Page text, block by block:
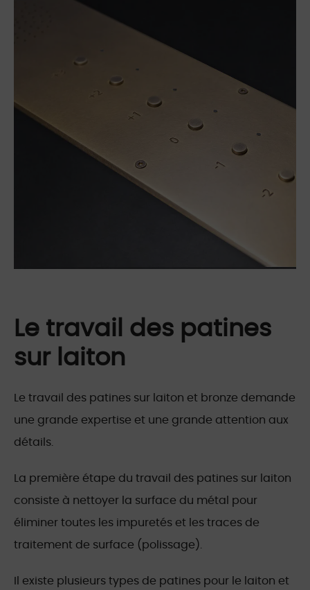
Le travail des patines
sur laiton
Le travail des patines sur laiton et bronze demande
une grande expertise et une grande attention aux
détails.
La première étape du travail des patines sur laiton
consiste à nettoyer la surface du métal pour
éliminer toutes les impuretés et les traces de
traitement de surface (polissage).
Il existe plusieurs types de patines pour le laiton et